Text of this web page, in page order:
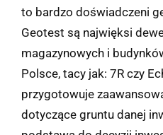
to bardzo doświadczeni
Geotest są najwięksi
magazynowych i
Polsce, tacy jak: 7R czy
przygotowuje
dotyczące gruntu danej